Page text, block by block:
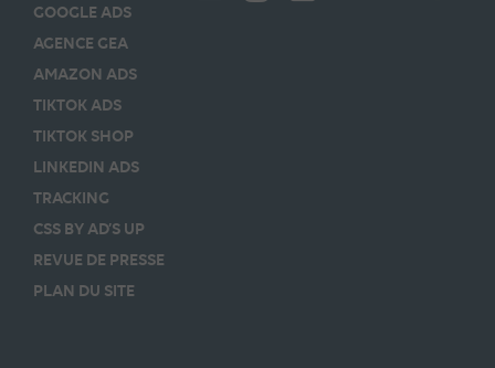
GOOGLE ADS
AGENCE GEA
AMAZON ADS
TIKTOK ADS
TIKTOK SHOP
LINKEDIN ADS
TRACKING
CSS BY AD’S UP
REVUE DE PRESSE
PLAN DU SITE